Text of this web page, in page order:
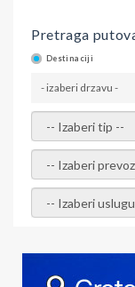
Pretraga
Destinaciji
- izaberi drzavu -
- izaberi tip -
- izaberi prevoz -
- Izaberite uslugu -